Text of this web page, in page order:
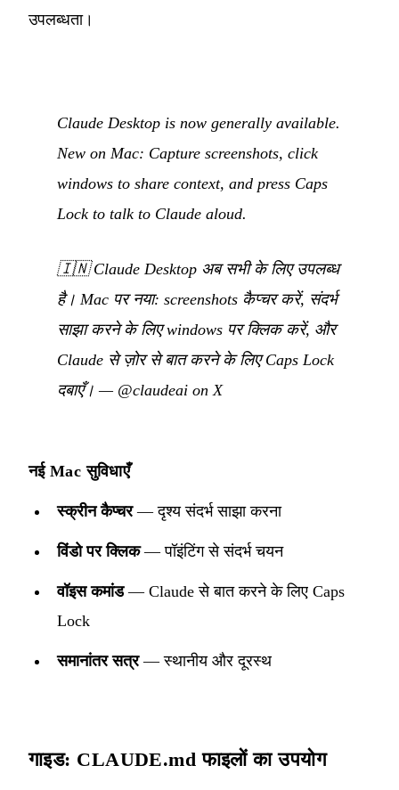
उपलब्धता।
Claude Desktop is now generally available.
New on Mac: Capture screenshots, click
windows to share context, and press Caps
Lock to talk to Claude aloud.
🇮🇳Claude Desktop अब सभी के लिए उपलब्ध
है। Mac पर नया: screenshots कैप्चर करें, संदर्भ
साझा करने के लिए windows पर क्लिक करें, और
Claude से ज़ोर से बात करने के लिए Caps Lock
दबाएँ। — @claudeai on X
नई Mac सुविधाएँ
स्क्रीन कैप्चर— दृश्य संदर्भ साझा करना
विंडो पर क्लिक— पॉइंटिंग से संदर्भ चयन
वॉइस कमांड— Claude से बात करने के लिए Caps
Lock
समानांतर सत्र— स्थानीय और दूरस्थ
गाइड: CLAUDE.md फाइलों का उपयोग